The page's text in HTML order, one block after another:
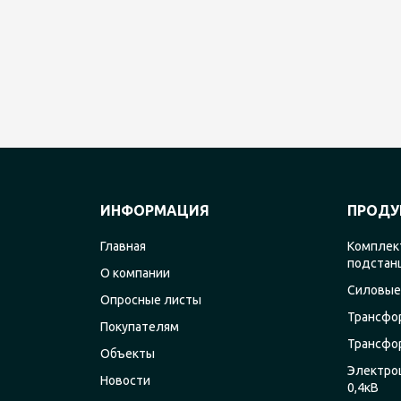
ИНФОРМАЦИЯ
Главная
О компании
Опросные листы
Покупателям
Объекты
Новости
0,4кВ